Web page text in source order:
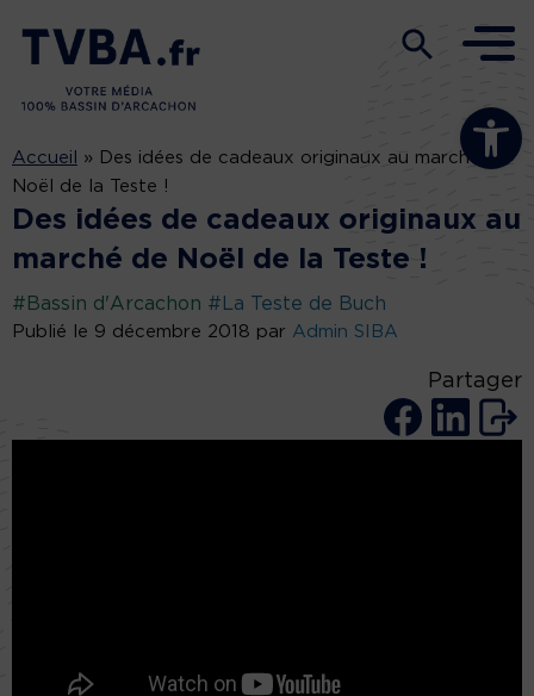
Ouvrir la
Accueil »
Des idées de cadeaux originaux au marché de
Noël de la Teste !
Des idées de cadeaux originaux au
marché de Noël de la Teste !
#Bassin d'Arcachon #La Teste de Buch
Publié le 9 décembre 2018 par Admin SIBA
Partager